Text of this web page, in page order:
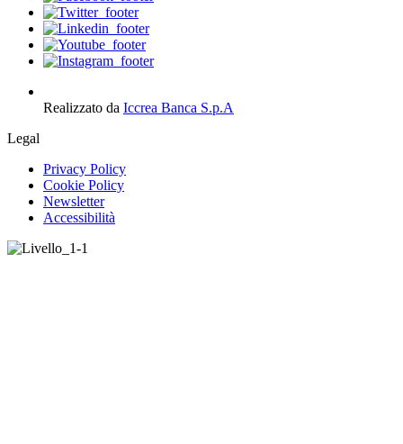
Realizzato da Iccrea Banca S.p.A
Legal
Privacy Policy
Cookie Policy
Newsletter
Accessibilità